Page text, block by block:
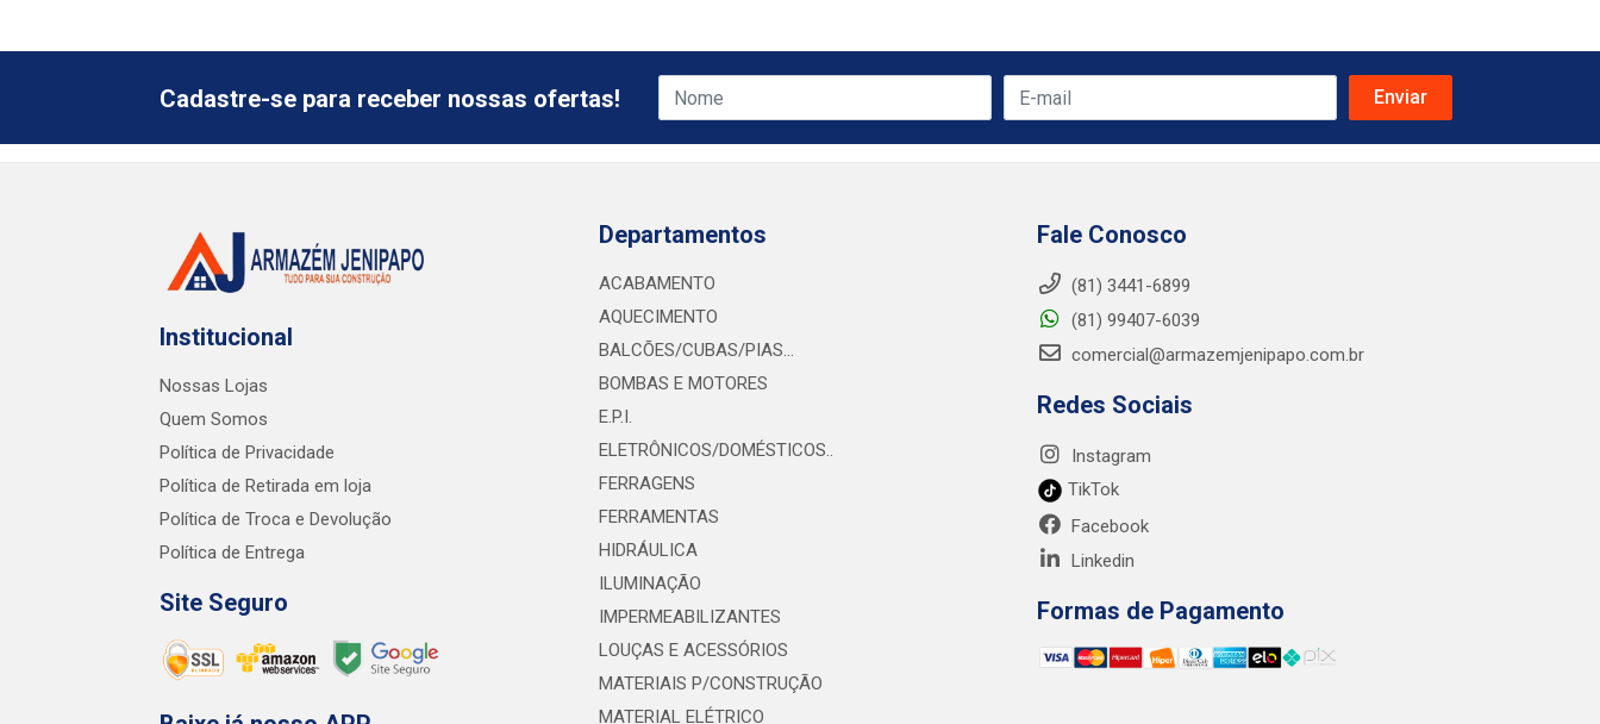
Cadastre-se para receber nossas ofertas!
Institucional
Nossas Lojas
Quem Somos
Política de Privacidade
Política de Retirada em loja
Política de Troca e Devolução
Política de Entrega
Site Seguro
Departamentos
ACABAMENTO
AQUECIMENTO
BALCÕES/CUBAS/PIAS...
BOMBAS E MOTORES
E.P.I.
ELETRÔNICOS/DOMÉSTICOS..
FERRAGENS
FERRAMENTAS
HIDRÁULICA
ILUMINAÇÃO
IMPERMEABILIZANTES
LOUÇAS E ACESSÓRIOS
MATERIAIS P/CONSTRUÇÃO
MATERIAL ELÉTRICO
Fale Conosco
(81) 3441-6899
(81) 99407-6039
comercial@armazemjenipapo.com.br
Redes Sociais
Instagram
TikTok
Facebook
Linkedin
Formas de Pagamento